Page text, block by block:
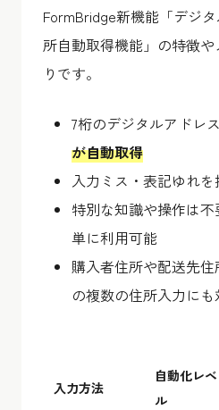
FormBridge新機能「デジ
所自動取得機能」の特徴
りです。
7桁のデジタルアドレ
が自動取得
入力ミス・表記ゆれを
特別な知識や操作は
単に利用可能
購入者住所や配送先
の複数の住所入力にも
入力方法
自動化レベ
ル